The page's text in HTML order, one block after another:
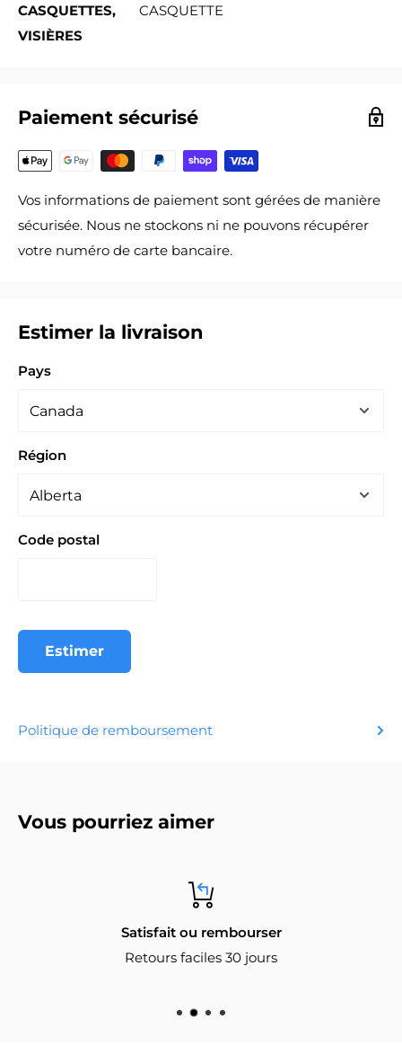
CASQUETTES,
VISIÈRES
CASQUETTE
Paiement sécurisé
Vos informations de paiement sont gérées de manière
sécurisée. Nous ne stockons ni ne pouvons récupérer
votre numéro de carte bancaire.
Estimer la livraison
Pays
Région
Code postal
Estimer
Politique de remboursement
Vous pourriez aimer
Satisfait ou rembourser
Retours faciles 30 jours